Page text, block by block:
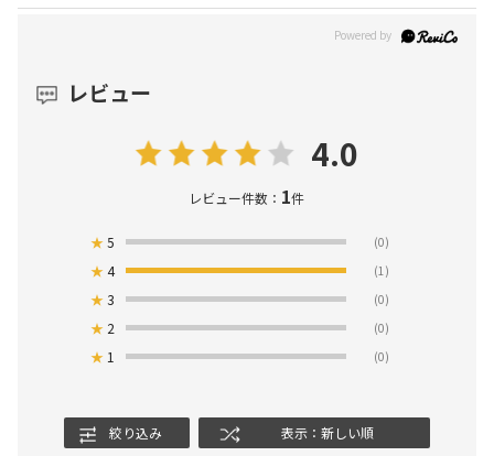
レビュー
4.0
レビュー件数： 1件
★5 (0)
★4 (1)
★3 (0)
★ 2 (0)
★ 1 (0)
絞り込み 表示：新しい順